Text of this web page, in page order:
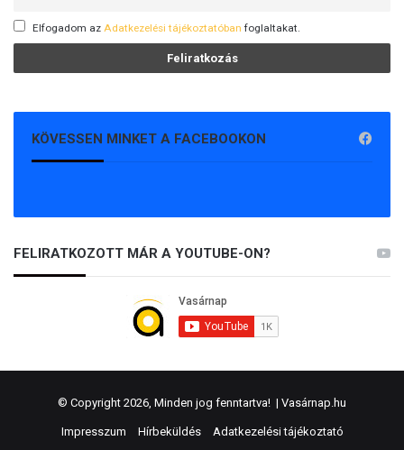
Elfogadom az Adatkezelési tájékoztatóban foglaltakat.
KÖVESSEN MINKET A FACEBOOKON
FELIRATKOZOTT MÁR A YOUTUBE-ON?
© Copyright 2026, Minden jog fenntartva! | Vasárnap.hu
Impresszum Hírbeküldés Adatkezelési tájékoztató